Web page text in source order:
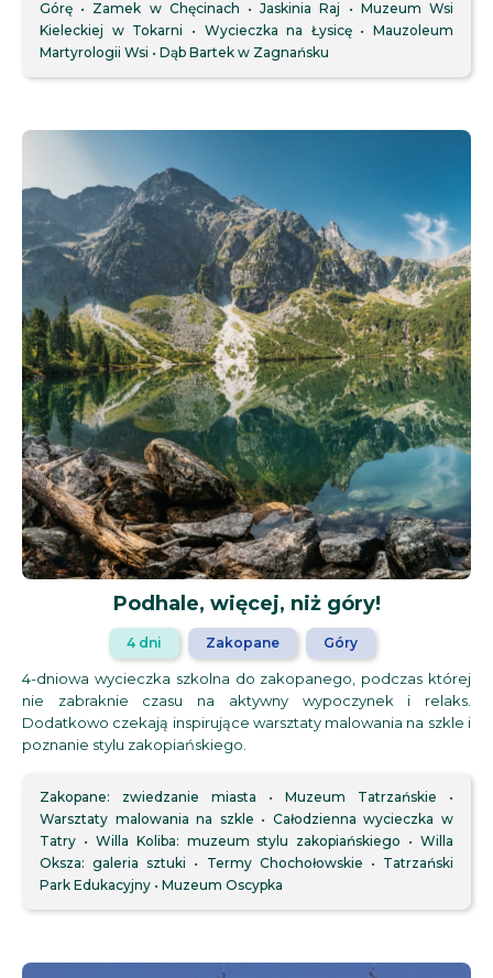
Górę Zamek w Chęcinach Jaskinia Raj
Muzeum Wsi
Kieleckiej w Tokarni
Wycieczka na Łysicę
Mauzoleum
Martyrologii Wsi
Dąb Bartek w Zagnańsku
Podhale, więcej, niż góry!
4 dni Zakopane Góry
4-dniowa wycieczka szkolna do zakopanego, podczas której
nie zabraknie czasu na aktywny wypoczynek i relaks.
Dodatkowo czekają inspirujące warsztaty malowania na szkle i
poznanie stylu zakopiańskiego.
Zakopane: zwiedzanie miasta
Muzeum Tatrzańskie
Warsztaty malowania na szkle
Całodzienna wycieczka w
Tatry
Willa Koliba: muzeum stylu zakopiańskiego
Willa
Oksza: galeria sztuki
Termy Chochołowskie
Tatrzański
Park Edukacyjny
Muzeum Oscypka